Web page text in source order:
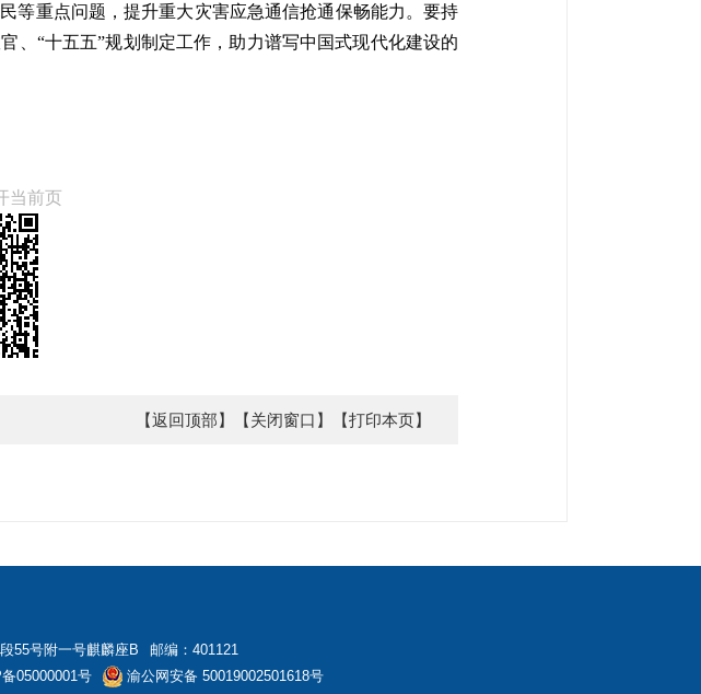
等重点问题，提升重大灾害应急通信抢通保畅能力。要持
、“十五五”规划制定工作，助力谱写中国式现代化建设的
当前页
【返回顶部】 【关闭窗口】 【打印本页】
55号附一号麒麟座B
邮编：401121
05000001号 渝公网安备 50019002501618号